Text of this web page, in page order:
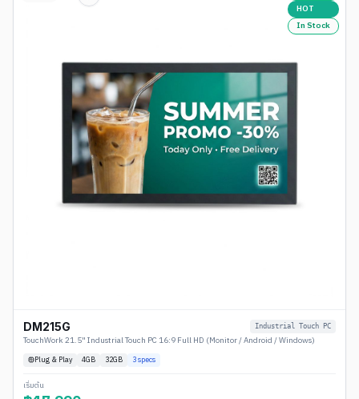
HOT
In Stock
DM215G Industrial Touch PC
TouchWork 21.5" Industrial Touch PC 16:9 Full HD (Monitor / Android / Windows)
Plug & Play 4GB 32GB 3specs
เริ่มต้น